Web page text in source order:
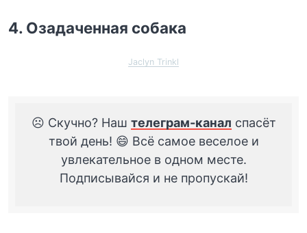
4. Озадаченная собака
Jaclyn Trinkl
☹️ Скучно? Наш телеграм-канал спасёт
твой день! 😄 Всё самое веселое и
увлекательное в одном месте.
Подписывайся и не пропускай!